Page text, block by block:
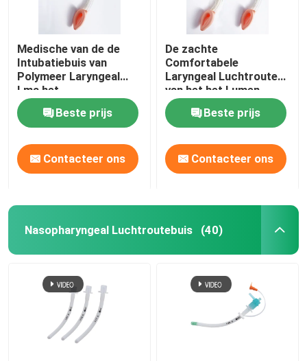
Medische van de de
Intubatiebuis van
Polymeer Laryngeal
Lma het
Maskerluchtroute voor
ChirurgieBeste prijs
Contacteer ons
De zachte
Comfortabele
Laryngeal Luchtroute
van het het Lumen
Laryngeal Masker van
de Maskerluchtroute
LMA Medische
InstrumentDual
Beste prijs
Contacteer ons
Nasopharyngeal Luchtroutebuis (40)